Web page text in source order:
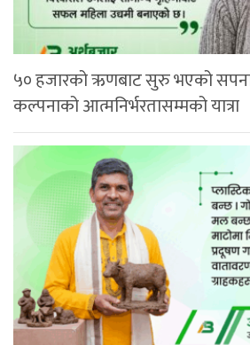
५० हजारको ऋणबाट सुरु भएको
कल्पनाको आत्मनिर्भरतासम्मको यात्रा